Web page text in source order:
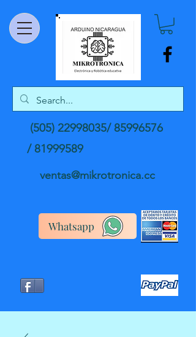
(505) 22998035/85996576
/81999589
ventas@mikrotronica.cc
Whatsapp